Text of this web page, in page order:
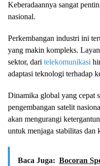
Keberadaannya sangat
nasional.
Perkembangan industri ini
yang makin kompleks.
sektor, dari telekomunikasi
adaptasi teknologi terhadap
Dinamika global yang cepat
pengembangan satelit
akan mengurangi
untuk menjaga stabilitas dan
Baca Juga: Bocoran